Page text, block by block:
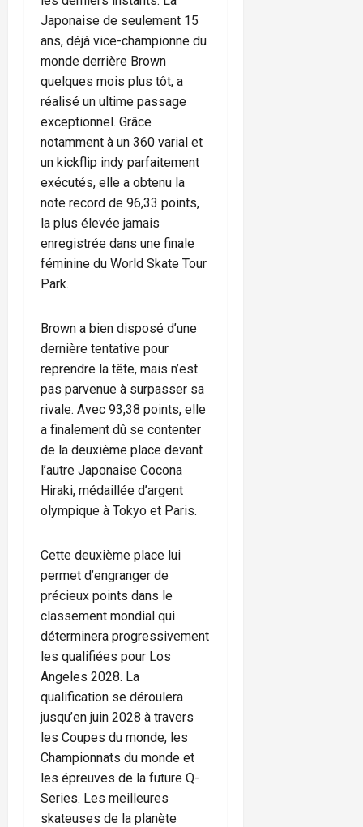
Japonaise de seulement 15
ans, déjà vice-championne du
monde derrière Brown
quelques mois plus tôt, a
réalisé un ultime passage
exceptionnel. Grâce
notamment à un 360 varial et
un kickflip indy parfaitement
exécutés, elle a obtenu la
note record de 96,33 points,
la plus élevée jamais
enregistrée dans une finale
féminine du World Skate Tour
Park.
Brown a bien disposé d’une
dernière tentative pour
reprendre la tête, mais n’est
pas parvenue à surpasser sa
rivale. Avec 93,38 points, elle
a finalement dû se contenter
de la deuxième place devant
l’autre Japonaise Cocona
Hiraki, médaillée d’argent
olympique à Tokyo et Paris.
Cette deuxième place lui
permet d’engranger de
précieux points dans le
classement mondial qui
déterminera progressivement
les qualifiées pour Los
Angeles 2028. La
qualification se déroulera
jusqu’en juin 2028 à travers
les Coupes du monde, les
Championnats du monde et
les épreuves de la future Q-
Series. Les meilleures
skateuses de la planète